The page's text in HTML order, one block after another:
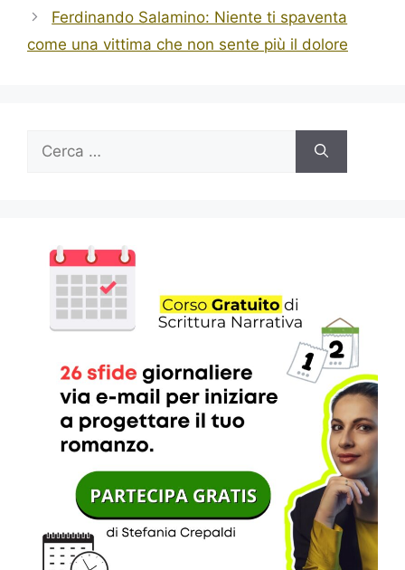
Ferdinando Salamino: Niente ti spaventa
come una vittima che non sente più il dolore
per: